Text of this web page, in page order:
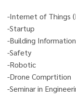
-Internet of Things
-Startup
-Building
-Safety
-Robotic
-Drone Comprtition
-Seminar in